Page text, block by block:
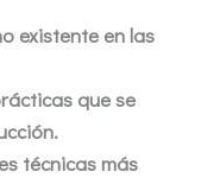
existente en las
que se
técnicas más